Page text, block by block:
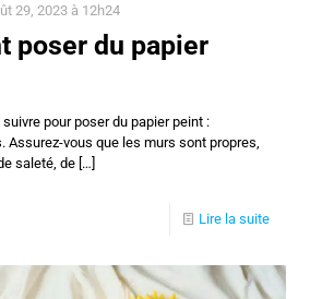
29, 2023 à 12h24
poser du papier
pour poser du papier peint :
Assurez-vous que les murs sont propres,
saleté, de […]
Lire la suite